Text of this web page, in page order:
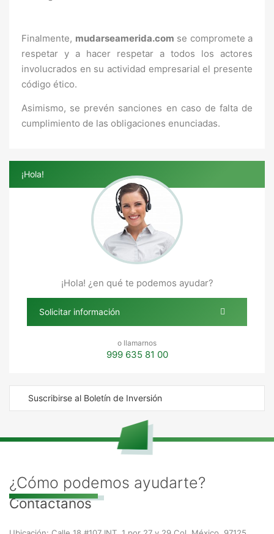
Finalmente, mudarseamerida.com se compromete a
respetar y a hacer respetar a todos los actores
involucrados en su actividad empresarial el presente
código ético.
Asimismo, se prevén sanciones en caso de falta de
cumplimiento de las obligaciones enunciadas.
¡Hola!
¡Hola! ¿en qué te podemos ayudar?
Solicitar información
o llamarnos
999 635 81 00
Suscribirse al Boletín de Inversión
¿Cómo podemos ayudarte?
Contáctanos